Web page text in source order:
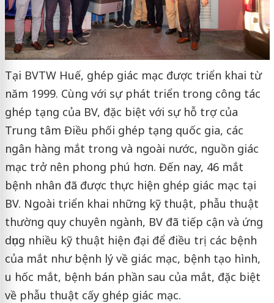
Tại BVTW Huế, ghép giác mạc được triển khai từ
năm 1999. Cùng với sự phát triển trong công tác
ghép tạng của BV, đặc biệt với sự hỗ trợ của
Trung tâm Điều phối ghép tạng quốc gia, các
ngân hàng mắt trong và ngoài nước, nguồn giác
mạc trở nên phong phú hơn. Đến nay, 46 mắt
bệnh nhân đã được thực hiện ghép giác mạc tại
BV. Ngoài triển khai những kỹ thuật, phẫu thuật
thường quy chuyên ngành, BV đã tiếp cận và ứng
dụng nhiều kỹ thuật hiện đại để điều trị các bệnh
của mắt như bệnh lý về giác mạc, bệnh tạo hình,
u hốc mắt, bệnh bán phần sau của mắt, đặc biệt
về phẫu thuật cấy ghép giác mạc.